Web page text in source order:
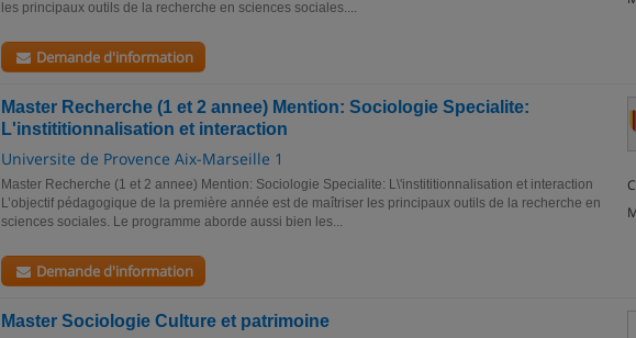
les principaux outils de la recherche en sciences sociales....
Demande d'information
Master Recherche (1 et 2 annee) Mention: Sociologie Specialite:
L'instititionnalisation et interaction
Universite de Provence Aix-Marseille 1
Master Recherche (1 et 2 annee) Mention: Sociologie Specialite: L\'instititionnalisation et interaction
L’objectif pédagogique de la première année est de maîtriser les principaux outils de la recherche en
sciences sociales. Le programme aborde aussi bien les...
Demande d'information
Master Sociologie Culture et patrimoine